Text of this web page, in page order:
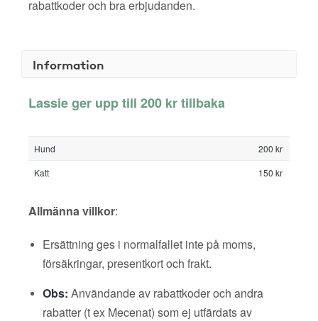
rabattkoder och bra erbjudanden.
Information
Lassie ger upp till 200 kr tillbaka
Hund
200 kr
Katt
150 kr
Allmänna villkor:
Ersättning ges i normalfallet inte på moms,
försäkringar, presentkort och frakt.
Obs: Användande av rabattkoder och andra
rabatter (t ex Mecenat) som ej utfärdats av